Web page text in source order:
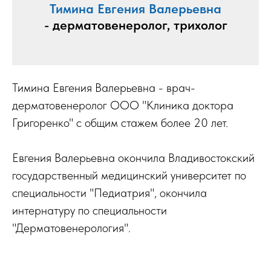
Тимина Евгения Валерьевна
- дерматовенеролог, трихолог
Тимина Евгения Валерьевна - врач-
дерматовенеролог ООО "Клиника доктора
Григоренко" с общим стажем более 20 лет.
​Евгения Валерьевна окончила Владивостокский
государственный медицинский университет по
специальности "Педиатрия", окончила
интернатуру по специальности
"Дерматовенерология".